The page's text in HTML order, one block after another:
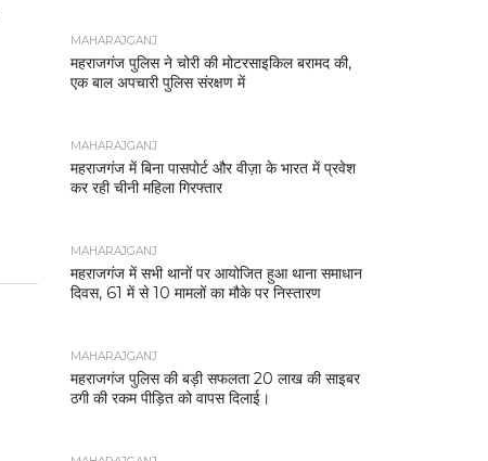
MAHARAJGANJ
महराजगंज पुलिस ने चोरी की मोटरसाइकिल बरामद की,
एक बाल अपचारी पुलिस संरक्षण में
MAHARAJGANJ
महराजगंज में बिना पासपोर्ट और वीज़ा के भारत में प्रवेश
कर रही चीनी महिला गिरफ्तार
MAHARAJGANJ
महराजगंज में सभी थानों पर आयोजित हुआ थाना समाधान
दिवस, 61 में से 10 मामलों का मौके पर निस्तारण
MAHARAJGANJ
महराजगंज पुलिस की बड़ी सफलता 20 लाख की साइबर
ठगी की रकम पीड़ित को वापस दिलाई।